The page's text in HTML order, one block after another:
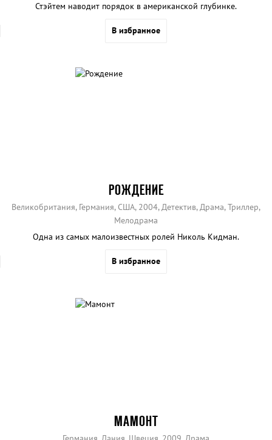
Стэйтем наводит порядок в американской глубинке.
В избранное
РОЖДЕНИЕ
Великобритания, Германия, США, 2004, Детектив, Драма, Триллер,
Мелодрама
Одна из самых малоизвестных ролей Николь Кидман.
В избранное
МАМОНТ